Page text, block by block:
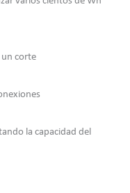
corte
la capacidad del